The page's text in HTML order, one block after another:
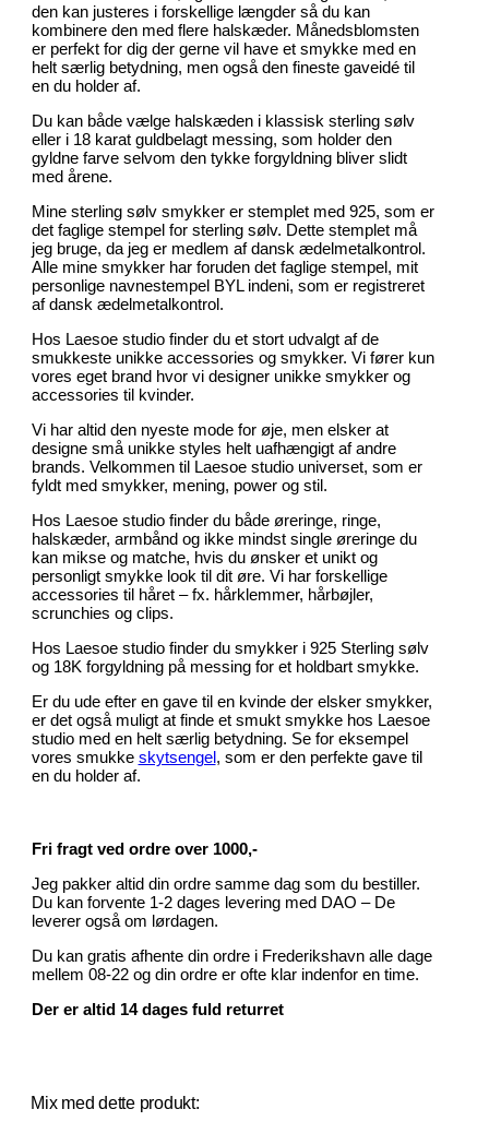
den kan justeres i forskellige længder så du kan
kombinere den med flere halskæder. Månedsblomsten
er perfekt for dig der gerne vil have et smykke med en
helt særlig betydning, men også den fineste gaveidé til
en du holder af.
Du kan både vælge halskæden i klassisk sterling sølv
eller i 18 karat guldbelagt messing, som holder den
gyldne farve selvom den tykke forgyldning bliver slidt
med årene.
Mine sterling sølv smykker er stemplet med 925, som er
det faglige stempel for sterling sølv. Dette stemplet må
jeg bruge, da jeg er medlem af dansk ædelmetalkontrol.
Alle mine smykker har foruden det faglige stempel, mit
personlige navnestempel BYL indeni, som er registreret
af dansk ædelmetalkontrol.
Hos Laesoe studio finder du et stort udvalgt af de
smukkeste unikke accessories og smykker. Vi fører kun
vores eget brand hvor vi designer unikke smykker og
accessories til kvinder.
Vi har altid den nyeste mode for øje, men elsker at
designe små unikke styles helt uafhængigt af andre
brands. Velkommen til Laesoe studio universet, som er
fyldt med smykker, mening, power og stil.
Hos Laesoe studio finder du både øreringe, ringe,
halskæder, armbånd og ikke mindst single øreringe du
kan mikse og matche, hvis du ønsker et unikt og
personligt smykke look til dit øre. Vi har forskellige
accessories til håret – fx. hårklemmer, hårbøjler,
scrunchies og clips.
Hos Laesoe studio finder du smykker i 925 Sterling sølv
og 18K forgyldning på messing for et holdbart smykke.
Er du ude efter en gave til en kvinde der elsker smykker,
er det også muligt at finde et smukt smykke hos Laesoe
studio med en helt særlig betydning. Se for eksempel
vores smukke skytsengel, som er den perfekte gave til
en du holder af.
Fri fragt ved ordre over 1000,-
Jeg pakker altid din ordre samme dag som du bestiller.
Du kan forvente 1-2 dages levering med DAO – De
leverer også om lørdagen.
Du kan gratis afhente din ordre i Frederikshavn alle dage
mellem 08-22 og din ordre er ofte klar indenfor en time.
Der er altid 14 dages fuld returret
Mix med dette produkt: